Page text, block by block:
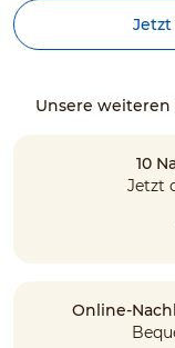
Jetzt
Unsere
10
Jetzt
Online-